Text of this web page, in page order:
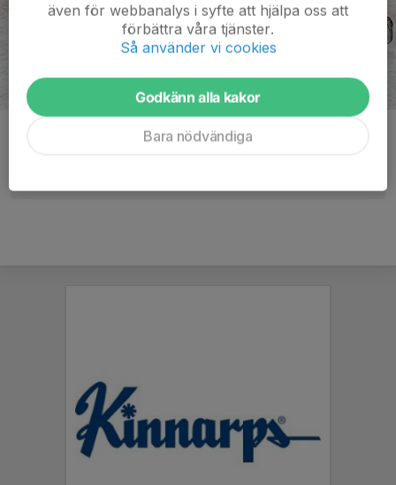
även för webbanalys i syfte att hjälpa oss att
förbättra våra tjänster.
Så använder vi cookies
Godkänn alla kakor
Bara nödvändiga